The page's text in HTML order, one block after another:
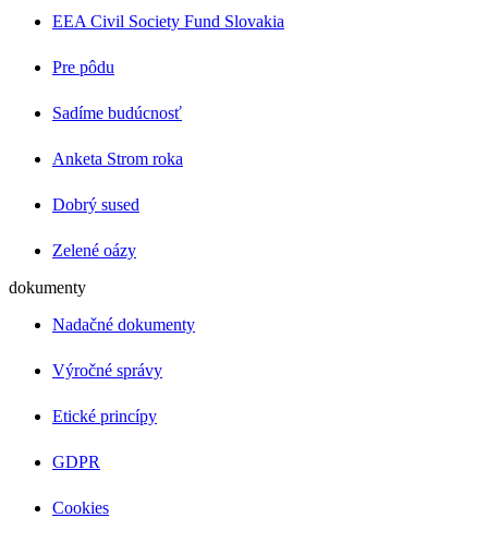
EEA Civil Society Fund Slovakia
Pre pôdu
Sadíme budúcnosť
Anketa Strom roka
Dobrý sused
Zelené oázy
dokumenty
Nadačné dokumenty
Výročné správy
Etické princípy
GDPR
Cookies